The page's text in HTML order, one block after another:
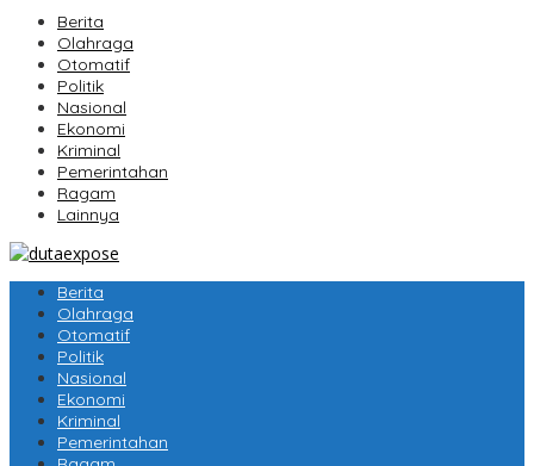
Berita
Olahraga
Otomatif
Politik
Nasional
Ekonomi
Kriminal
Pemerintahan
Ragam
Lainnya
Berita
Olahraga
Otomatif
Politik
Nasional
Ekonomi
Kriminal
Pemerintahan